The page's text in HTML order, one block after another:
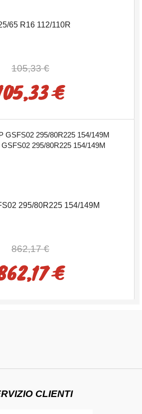
65 R16 112/110R
105,33 €
€
295/80R225 154/149M
862,17 €
€
CLIENTI